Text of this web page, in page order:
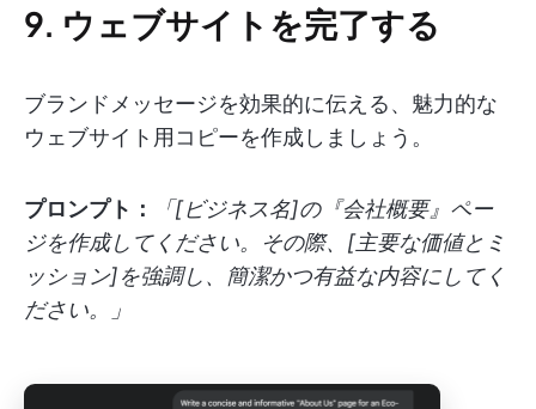
9. ウェブサイトを完了する
ブランドメッセージを効果的に伝える、魅力的な
ウェブサイト用コピーを作成しましょう。
プロンプト：
「[ビジネス名]の『会社概要』ペー
ジを作成してください。その際、[主要な価値とミ
ッション]を強調し、簡潔かつ有益な内容にしてく
ださい。」